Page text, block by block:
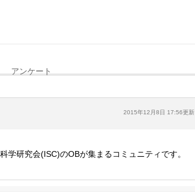
アンケート
2015年12月8日 17:56更新
学研究会(ISC)のOBが集まるコミュニティです。